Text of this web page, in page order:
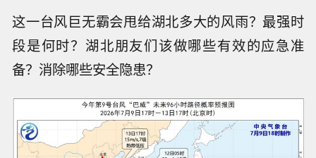
这一台风巨无霸会甩给湖北多大的风雨？最强时
段是何时？湖北朋友们该做哪些有效的应急准
备？消除哪些安全隐患？